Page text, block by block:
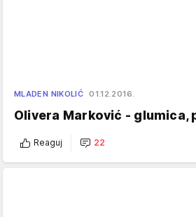
MLADEN NIKOLIĆ 01.12.2016.
Olivera Marković - glumica,
Reaguj 22